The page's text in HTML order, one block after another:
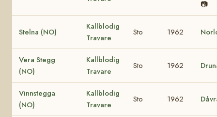
📷
Stelna (NO)
Kallblodig
Travare
Sto 1962
Vera Stegg
(NO)
Kallblodig
Travare
Sto 1962
Vinnstegga
(NO)
Kallblodig
Travare
Sto 1962